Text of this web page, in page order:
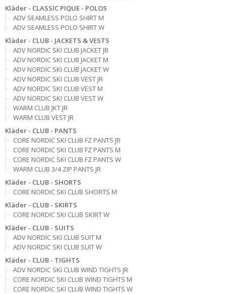
Kläder - CLASSIC PIQUE - POLOS
ADV SEAMLESS POLO SHIRT M
ADV SEAMLESS POLO SHIRT W
Kläder - CLUB - JACKETS & VESTS
ADV NORDIC SKI CLUB JACKET JR
ADV NORDIC SKI CLUB JACKET M
ADV NORDIC SKI CLUB JACKET W
ADV NORDIC SKI CLUB VEST JR
ADV NORDIC SKI CLUB VEST M
ADV NORDIC SKI CLUB VEST W
WARM CLUB JKT JR
WARM CLUB VEST JR
Kläder - CLUB - PANTS
CORE NORDIC SKI CLUB FZ PANTS JR
CORE NORDIC SKI CLUB FZ PANTS M
CORE NORDIC SKI CLUB FZ PANTS W
WARM CLUB 3/4 ZIP PANTS JR
Kläder - CLUB - SHORTS
CORE NORDIC SKI CLUB SHORTS M
Kläder - CLUB - SKIRTS
CORE NORDIC SKI CLUB SKIRT W
Kläder - CLUB - SUITS
ADV NORDIC SKI CLUB SUIT M
ADV NORDIC SKI CLUB SUIT W
Kläder - CLUB - TIGHTS
ADV NORDIC SKI CLUB WIND TIGHTS JR
CORE NORDIC SKI CLUB WIND TIGHTS M
CORE NORDIC SKI CLUB WIND TIGHTS W